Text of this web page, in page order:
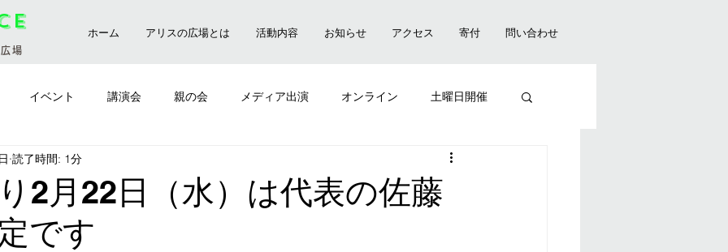
場
ホーム アリスの広場とは 活動内容 お知らせ アクセス 寄付 問い合わせ
イベント 講演会 親の会 メディア出演 オンライン 土曜日開催
前橋市
​2月22日（水）は代表の佐藤
です
読了時間: 1分